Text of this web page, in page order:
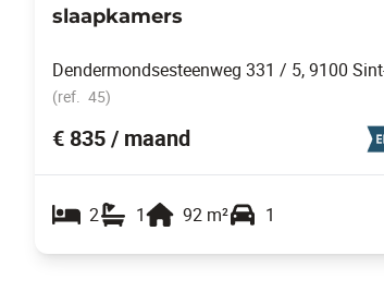
slaapkamers
Dendermondsesteenweg 331 / 5, 9100
(ref. 45)
€ 835 / maand
2 1 92 m² 1